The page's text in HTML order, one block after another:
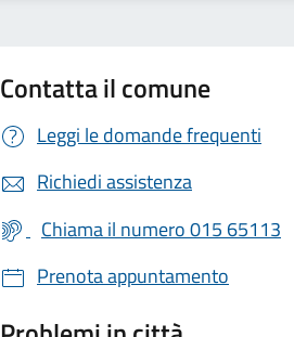
Contatta il comune
Leggi le domande frequenti
Richiedi assistenza
Chiama il numero 015 65113
Prenota appuntamento